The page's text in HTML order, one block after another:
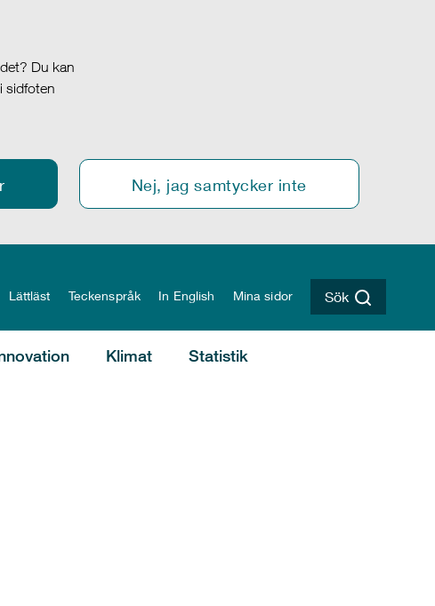
Du kan
sidfoten
Nej, jag samtycker inte
Lättläst Teckenspråk In English Mina sidor Sök
Klimat Statistik